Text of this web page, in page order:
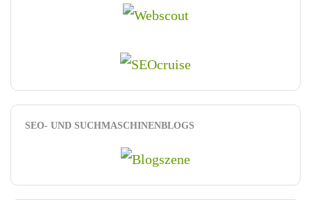
SEO- UND SUCHMASCHINENBLOGS